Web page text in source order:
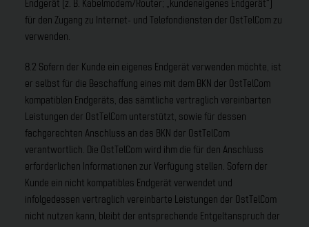
Endgerät (z. B. Kabelmodem/Router; „kundeneigenes Endgerät“)
für den Zugang zu Internet- und Telefondiensten der OstTelCom zu
verwenden.
8.2 Sofern der Kunde ein eigenes Endgerät verwenden möchte, ist
er selbst für die Beschaffung eines mit dem BKN der OstTelCom
kompatiblen Endgeräts, das sämtliche vertraglich vereinbarten
Leistungen der OstTelCom unterstützt, sowie für dessen
fachgerechten Anschluss an das BKN der OstTelCom
verantwortlich. Die OstTelCom wird ihm die für den Anschluss
erforderlichen Informationen zur Verfügung stellen. Sofern der
Kunde ein nicht kompatibles Endgerät verwendet und
infolgedessen vertraglich vereinbarte Leistungen der OstTelCom
nicht nutzen kann, bleibt der entsprechende Entgeltanspruch der